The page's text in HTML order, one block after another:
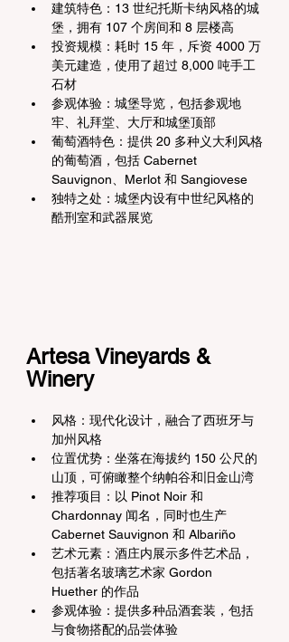
建筑特色：13 世纪托斯卡纳风格的城
堡，拥有 107 个房间和 8 层楼高
投资规模：耗时 15 年，斥资 4000 万
美元建造，使用了超过 8,000 吨手工
石材
参观体验：城堡导览，包括参观地
牢、礼拜堂、大厅和城堡顶部
葡萄酒特色：提供 20 多种义大利风格
的葡萄酒，包括 Cabernet
Sauvignon、Merlot 和 Sangiovese
独特之处：城堡内设有中世纪风格的
酷刑室和武器展览
Artesa Vineyards &
Winery
风格：现代化设计，融合了西班牙与
加州风格
位置优势：坐落在海拔约 150 公尺的
山顶，可俯瞰整个纳帕谷和旧金山湾
推荐项目：以 Pinot Noir 和
Chardonnay 闻名，同时也生产
Cabernet Sauvignon 和 Albariño
艺术元素：酒庄内展示多件艺术品，
包括著名玻璃艺术家 Gordon
Huether 的作品
参观体验：提供多种品酒套装，包括
与食物搭配的品尝体验